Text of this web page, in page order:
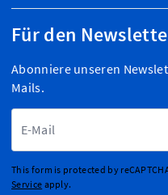
Für den
Abonniere unseren
Mails.
This form is protected by
Service apply.